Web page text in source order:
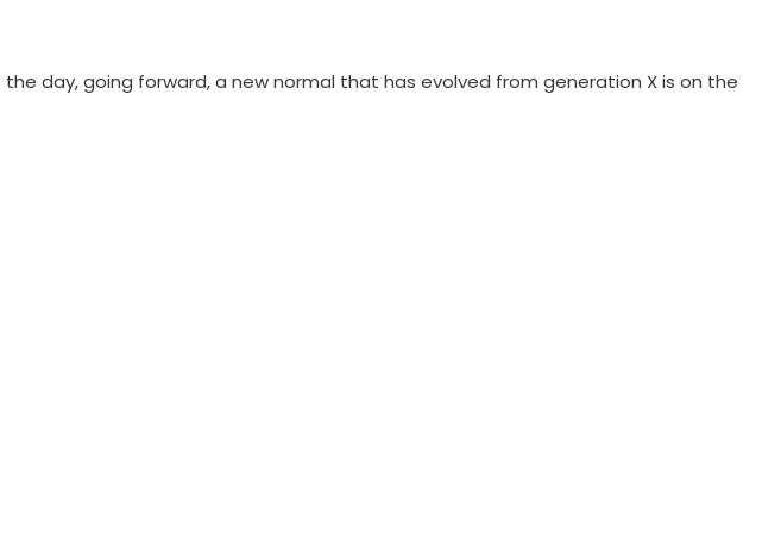
day, going forward, a new normal that has evolved from generation X is on the